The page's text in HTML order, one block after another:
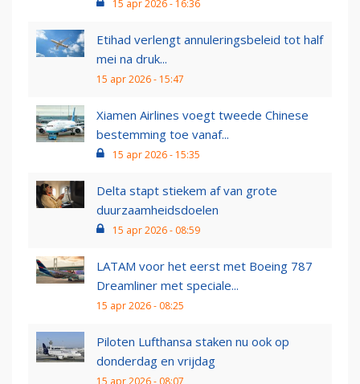
15 apr 2026 - 16:36
Etihad verlengt annuleringsbeleid tot half
mei na druk...
15 apr 2026 - 15:47
Xiamen Airlines voegt tweede Chinese
bestemming toe vanaf...
15 apr 2026 - 15:35
Delta stapt stiekem af van grote
duurzaamheidsdoelen
15 apr 2026 - 08:59
LATAM voor het eerst met Boeing 787
Dreamliner met speciale...
15 apr 2026 - 08:25
Piloten Lufthansa staken nu ook op
donderdag en vrijdag